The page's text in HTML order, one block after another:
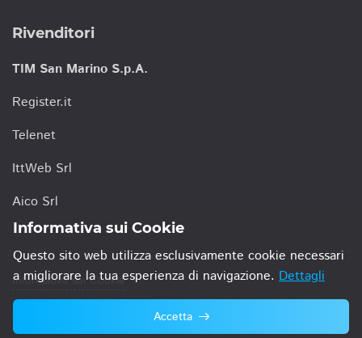
Rivenditori
TIM San Marino S.p.A.
Register.it
Telenet
IttWeb Srl
Aico Srl
Informativa sui Cookie
© 2021 TIM San Marino S.p.A.
Informativa sui Cookie
Questo sito web utilizza esclusivamente cookie necessari
a migliorare la tua esperienza di navigazione. Dettagli
Accetta